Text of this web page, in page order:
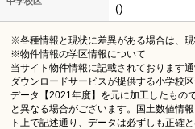
()
※各種情報と現状に差異がある場合は、現
※物件情報の学区情報について
当サイト物件情報に記載されております
ダウンロードサービスが提供する小学校
データ【2021年度】を元に加工したもの
と異なる場合がございます。国土数値情
ト上で記述通り、データは必ずしも正確